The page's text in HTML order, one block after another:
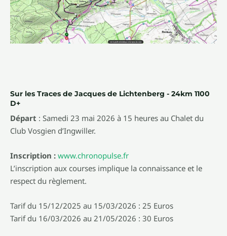
Sur les Traces de Jacques de Lichtenberg - 24km 1100
D+
Départ : Samedi 23 mai 2026 à 15 heures au Chalet du
Club Vosgien d’Ingwiller.
Inscription : www.chronopulse.fr
L’inscription aux courses implique la connaissance et le
respect du règlement.
Tarif du 15/12/2025 au 15/03/2026 : 25 Euros
Tarif du 16/03/2026 au 21/05/2026 : 30 Euros